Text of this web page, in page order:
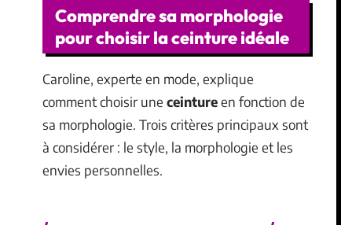
Comprendre sa morphologie
pour choisir la ceinture idéale
Caroline, experte en mode, explique
comment choisir une ceintureen fonction de
sa morphologie. Trois critères principaux sont
à considérer : le style, la morphologie et les
envies personnelles.